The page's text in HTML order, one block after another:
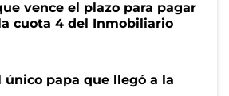
vence el plazo para pagar
cuota 4 del Inmobiliario
único papa que llegó a la